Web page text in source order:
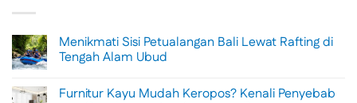
Menikmati Sisi Petualangan Bali Lewat Rafting di
Tengah Alam Ubud
on
Furnitur Kayu Mudah Keropos? Kenali Penyebab